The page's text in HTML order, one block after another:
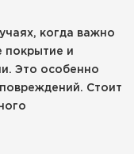
когда важно
покрытие и
Это особенно
Стоит